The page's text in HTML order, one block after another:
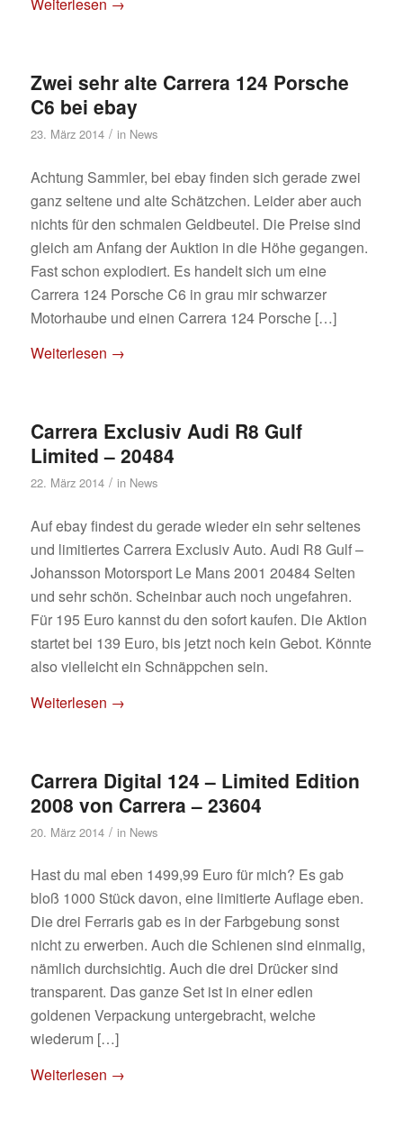
Weiterlesen →
Zwei sehr alte Carrera 124 Porsche
C6 bei ebay
23. März 2014 / in News
Achtung Sammler, bei ebay finden sich gerade zwei
ganz seltene und alte Schätzchen. Leider aber auch
nichts für den schmalen Geldbeutel. Die Preise sind
gleich am Anfang der Auktion in die Höhe gegangen.
Fast schon explodiert. Es handelt sich um eine
Carrera 124 Porsche C6 in grau mir schwarzer
Motorhaube und einen Carrera 124 Porsche […]
Weiterlesen →
Carrera Exclusiv Audi R8 Gulf
Limited – 20484
22. März 2014 / in News
Auf ebay findest du gerade wieder ein sehr seltenes
und limitiertes Carrera Exclusiv Auto. Audi R8 Gulf –
Johansson Motorsport Le Mans 2001 20484 Selten
und sehr schön. Scheinbar auch noch ungefahren.
Für 195 Euro kannst du den sofort kaufen. Die Aktion
startet bei 139 Euro, bis jetzt noch kein Gebot. Könnte
also vielleicht ein Schnäppchen sein.
Weiterlesen →
Carrera Digital 124 – Limited Edition
2008 von Carrera – 23604
20. März 2014 / in News
Hast du mal eben 1499,99 Euro für mich? Es gab
bloß 1000 Stück davon, eine limitierte Auflage eben.
Die drei Ferraris gab es in der Farbgebung sonst
nicht zu erwerben. Auch die Schienen sind einmalig,
nämlich durchsichtig. Auch die drei Drücker sind
transparent. Das ganze Set ist in einer edlen
goldenen Verpackung untergebracht, welche
wiederum […]
Weiterlesen →